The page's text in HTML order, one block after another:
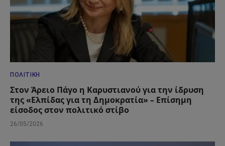
ΠΟΛΙΤΙΚΉ
Στον Άρειο Πάγο η Καρυστιανού για την ίδρυση
της «Ελπίδας για τη Δημοκρατία» – Επίσημη
είσοδος στον πολιτικό στίβο
26/05/2026